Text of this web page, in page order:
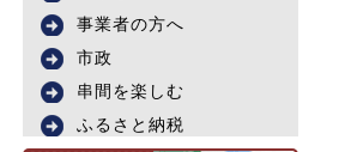
事業者の方へ
市政
串間を楽しむ
ふるさと納税